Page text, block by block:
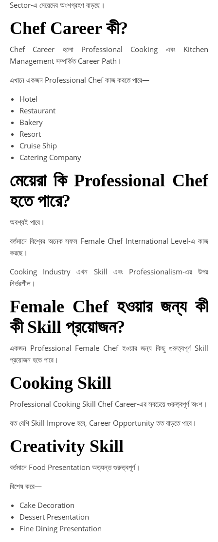
Sector-এ মেয়েদের অংশগ্রহণ বাড়ছে।
Chef Career কী?
Chef Career হলো Professional Cooking এবং Kitchen
Management সম্পর্কিত Career Path।
এখানে একজন Professional Chef কাজ করতে পারে—
Hotel
Restaurant
Bakery
Resort
Cruise Ship
Catering Company
মেয়েরা কি Professional Chef
হতে পারে?
অবশ্যই পারে।
বর্তমানে বিশ্বের অনেক সফল Female Chef International Level-এ কাজ
করছে।
Cooking Industry এখন Skill এবং Professionalism-এর উপর
নির্ভরশীল।
Female Chef হওয়ার জন্য কী
কী Skill প্রয়োজন?
একজন Professional Female Chef হওয়ার জন্য কিছু গুরুত্বপূর্ণ Skill
প্রয়োজন হতে পারে।
Cooking Skill
Professional Cooking Skill Chef Career-এর সবচেয়ে গুরুত্বপূর্ণ অংশ।
যত বেশি Skill Improve হবে, Career Opportunity তত বাড়তে পারে।
Creativity Skill
বর্তমানে Food Presentation অত্যন্ত গুরুত্বপূর্ণ।
বিশেষ করে—
Cake Decoration
Dessert Presentation
Fine Dining Presentation